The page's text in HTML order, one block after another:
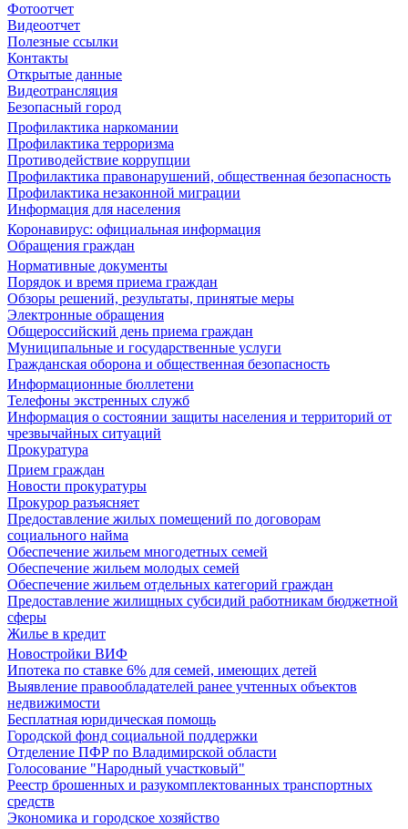
Фотоотчет
Видеоотчет
Полезные ссылки
Контакты
Открытые данные
Видеотрансляция
Безопасный город
Профилактика наркомании
Профилактика терроризма
Противодействие коррупции
Профилактика правонарушений, общественная безопасность
Профилактика незаконной миграции
Информация для населения
Коронавирус: официальная информация
Обращения граждан
Нормативные документы
Порядок и время приема граждан
Обзоры решений, результаты, принятые меры
Электронные обращения
Общероссийский день приема граждан
Муниципальные и государственные услуги
Гражданская оборона и общественная безопасность
Информационные бюллетени
Телефоны экстренных служб
Информация о состоянии защиты населения и территорий от
чрезвычайных ситуаций
Прокуратура
Прием граждан
Новости прокуратуры
Прокурор разъясняет
Предоставление жилых помещений по договорам
социального найма
Обеспечение жильем многодетных семей
Обеспечение жильем молодых семей
Обеспечение жильем отдельных категорий граждан
Предоставление жилищных субсидий работникам бюджетной
сферы
Жилье в кредит
Новостройки ВИФ
Ипотека по ставке 6% для семей, имеющих детей
Выявление правообладателей ранее учтенных объектов
недвижимости
Бесплатная юридическая помощь
Городской фонд социальной поддержки
Отделение ПФР по Владимирской области
Голосование "Народный участковый"
Реестр брошенных и разукомплектованных транспортных
средств
Экономика и городское хозяйство